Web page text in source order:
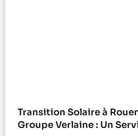
Transition Solaire à
Groupe Verlaine : Un